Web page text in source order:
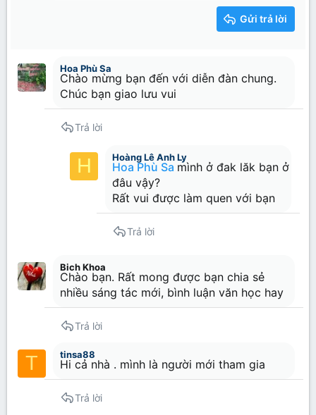
26
Trebuchet MS
Verdana
Tăng lề
Justify text
Heading 3
Gửi trả lời
Hoa Phù Sa
Chào mừng bạn đến với diễn đàn chung.
Chúc bạn giao lưu vui
Trả lời
H Hoàng Lê Anh Ly
Hoa Phù Sa mình ở đak lăk bạn ở
đâu vậy?
Rất vui được làm quen với bạn
Trả lời
Bich Khoa
Chào bạn. Rất mong được bạn chia sẻ
nhiều sáng tác mới, bình luận văn học hay
Trả lời
T tinsa88
Hi cả nhà . mình là người mới tham gia
Trả lời